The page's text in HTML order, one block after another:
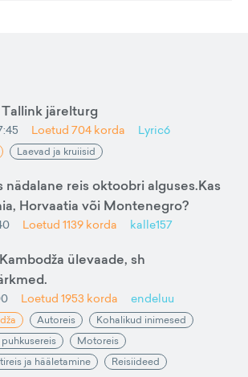
järelturg
Loetud 704 korda Lyric6
Laevad ja kruiisid
nädalane reis oktoobri alguses.Kas
Horvaatia või Montenegro?
Loetud 1139 korda kalle157
ülevaade, sh
Loetud 1953 korda endeluu
Autoreis
Kohalikud inimesed
Motoreis
ja hääletamine
Reisiideed